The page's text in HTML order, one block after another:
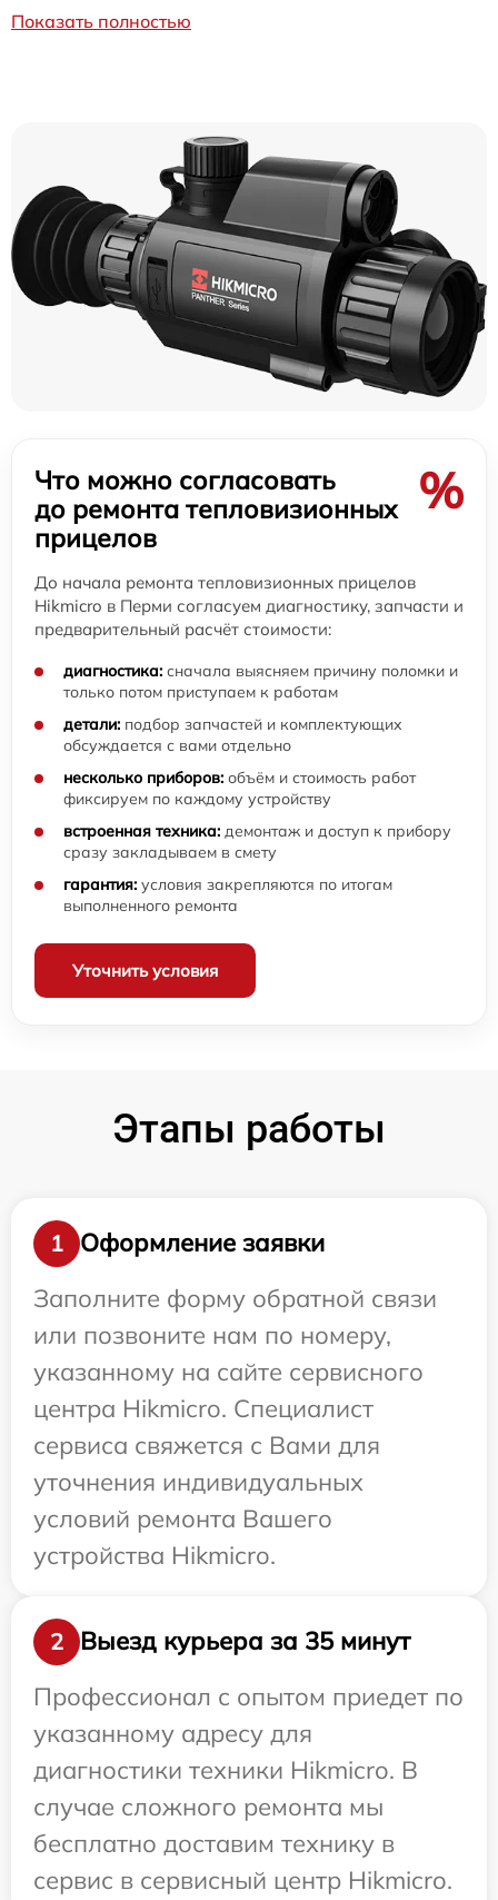
Показать полностью
Что можно согласовать
до ремонта тепловизионных
прицелов
%
До начала ремонта тепловизионных прицелов
Hikmicro в Перми согласуем диагностику, запчасти и
предварительный расчёт стоимости:
диагностика: сначала выясняем причину поломки и
только потом приступаем к работам
детали: подбор запчастей и комплектующих
обсуждается с вами отдельно
несколько приборов: объём и стоимость работ
фиксируем по каждому устройству
встроенная техника: демонтаж и доступ к прибору
сразу закладываем в смету
гарантия: условия закрепляются по итогам
выполненного ремонта
Уточнить условия
Этапы работы
1
Оформление заявки
Заполните форму обратной связи
или позвоните нам по номеру,
указанному на сайте сервисного
центра Hikmicro. Специалист
сервиса свяжется с Вами для
уточнения индивидуальных
условий ремонта Вашего
устройства Hikmicro.
2
Выезд курьера за 35 минут
Профессионал с опытом приедет по
указанному адресу для
диагностики техники Hikmicro. В
случае сложного ремонта мы
бесплатно доставим технику в
сервис в сервисный центр Hikmicro.